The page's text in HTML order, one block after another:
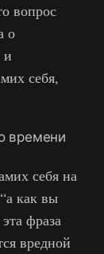
вопрос
о
и
себя,
времени
себя на
как вы
фраза
вредной